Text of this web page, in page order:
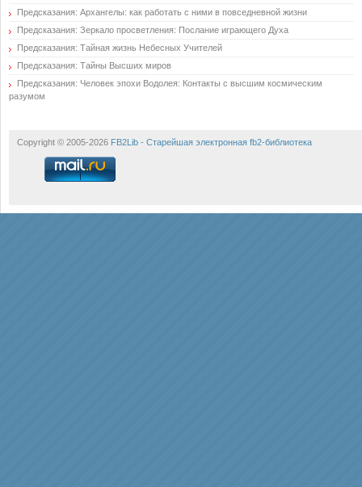
Предсказания: Архангелы: как работать с ними в повседневной жизни
Предсказания: Зеркало просветления: Послание играющего Духа
Предсказания: Тайная жизнь Небесных Учителей
Предсказания: Тайны Высших миров
Предсказания: Человек эпохи Водолея: Контакты с высшим космическим
разумом
Copyright © 2005-2026 FB2Lib - Старейшая электронная fb2-библиотека